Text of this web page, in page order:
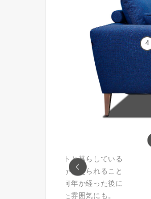
小さなお子様やペットと暮らしている
方にお薦め。カバーが替えられること
でお手入れも安心。何年か経った後に
カバーを替えて違った雰囲気にも。
4